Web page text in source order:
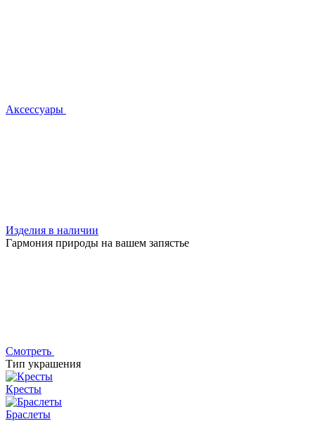
Аксессуары
Изделия в наличии
Гармония природы на вашем запястье
Смотреть
Тип украшения
Кресты
Браслеты